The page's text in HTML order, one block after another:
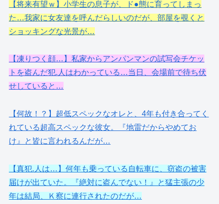
【将来有望ｗ】小学生の息子が、ド●態に育ってしまっ
た…我家に女友達を呼んだらしいのだが、部屋を覗くと
ショッキングな光景が…
【凍りつく顔…】私家からアンパンマンの試写会チケッ
トを盗んだ犯.人はわかっている…当日、会場前で待ち伏
せしていると…
【何故！？】超低スペックなオレと、4年も付き合ってく
れている超高スペックな彼女。『地雷だからやめてお
け』と皆に言われるんだが…
【真犯.人は…】何年も乗っている自転車に、窃盗の被害
届けが出ていた。『絶対に盗んでない！』と猛主張の少
年は結局、Ｋ察に連行されたのだが…